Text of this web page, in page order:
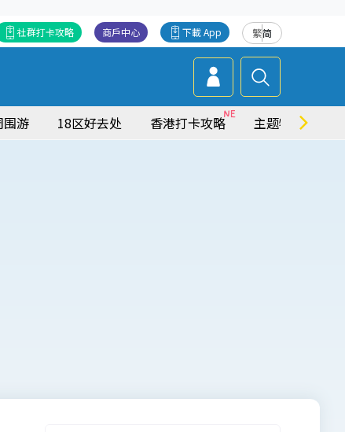
繁简
下載 App
商戶中心
社群打卡攻略
围游 18区好去处 香港打卡攻略 主题特集